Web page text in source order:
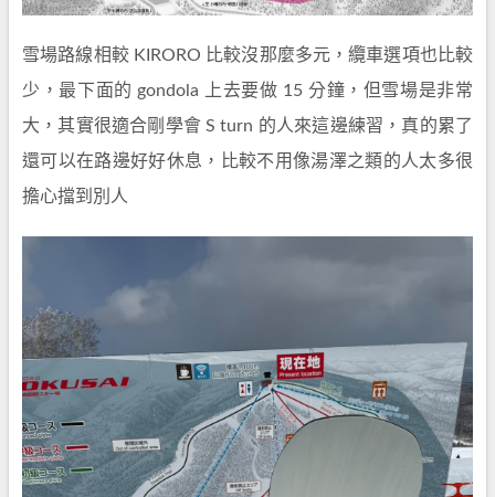
雪場路線相較 KIRORO 比較沒那麼多元，纜車選項也比較
少，最下面的 gondola 上去要做 15 分鐘，但雪場是非常
大，其實很適合剛學會 S turn 的人來這邊練習，真的累了
還可以在路邊好好休息，比較不用像湯澤之類的人太多很
擔心擋到別人